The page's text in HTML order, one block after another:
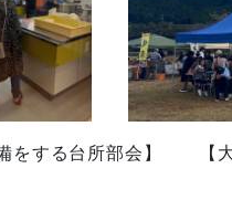
台所部会】 【大盛